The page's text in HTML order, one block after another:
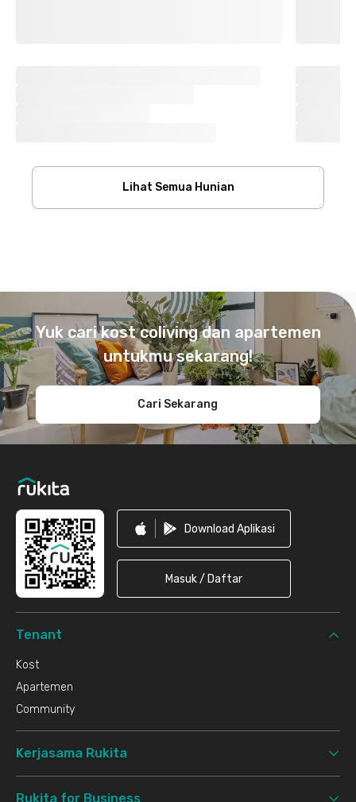
Lihat Semua Hunian
Yuk cari kost coliving dan apartemen
untukmu sekarang!
Cari Sekarang
Download Aplikasi
Masuk / Daftar
Tenant
Kost
Apartemen
Community
Kerjasama Rukita
Rukita for Business